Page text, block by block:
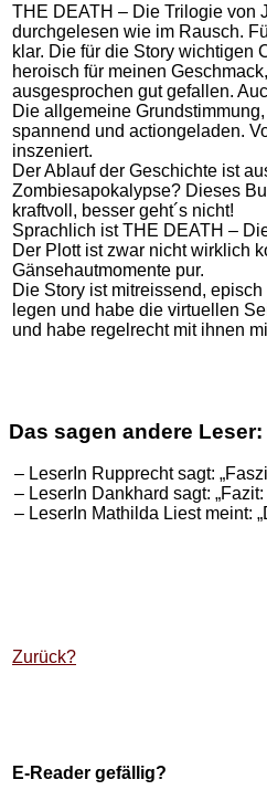
THE DEATH – Die Trilogie von
durchgelesen wie im Rausch.
klar. Die für die Story wichtigen
heroisch für meinen
ausgesprochen gut gefallen.
Die allgemeine
spannend und actiongeladen.
inszeniert.
Der Ablauf der Geschichte ist
Zombiesapokalypse? Dieses
kraftvoll, besser geht´s nicht!
Sprachlich ist THE DEATH –
Der Plott ist zwar nicht wirklich
Gänsehautmomente pur.
Die Story ist mitreissend,
legen und habe die virtuellen
und habe regelrecht mit ihnen
Das sagen andere Leser:
– LeserIn Rupprecht sagt:
– LeserIn Dankhard sagt: „Fazit:
– LeserIn Mathilda Liest meint:
Zurück?
E-Reader gefällig?